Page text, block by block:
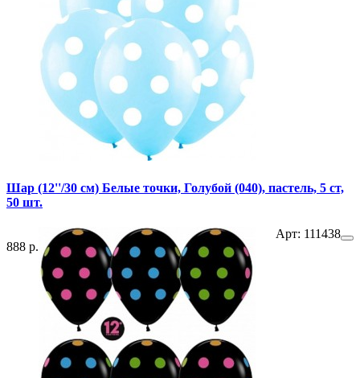
Шар (12''/30 см) Белые точки, Голубой (040), пастель, 5 ст,
50 шт.
888 р.
Арт: 111438